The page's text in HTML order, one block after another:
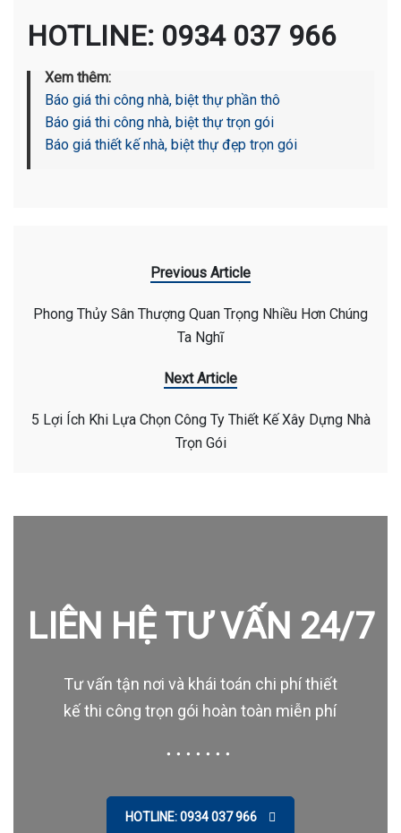
HOTLINE: 0934 037 966
Xem thêm:
Báo giá thi công nhà, biệt thự phần thô
Báo giá thi công nhà, biệt thự trọn gói
Báo giá thiết kế nhà, biệt thự đẹp trọn gói
Previous Article
Phong Thủy Sân Thượng Quan Trọng Nhiều Hơn Chúng
Ta Nghĩ
Next Article
5 Lợi Ích Khi Lựa Chọn Công Ty Thiết Kế Xây Dựng Nhà
Trọn Gói
LIÊN HỆ TƯ VẤN 24/7
Tư vấn tận nơi và khái toán chi phí thiết
kế thi công trọn gói hoàn toàn miễn phí
HOTLINE: 0934 037 966